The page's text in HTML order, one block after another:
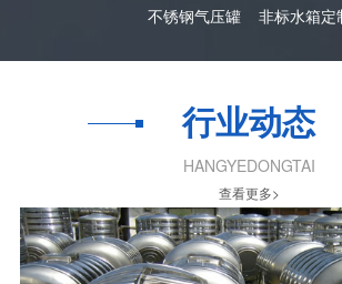
不锈钢气压罐
非标水箱定
行业动态
HANGYEDONGTAI
查看更多>